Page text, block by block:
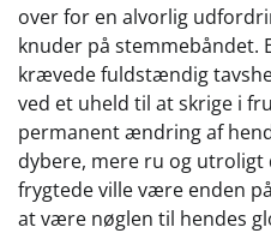
over for en alvorlig
knuder på stemmebåndet.
krævede fuldstændig
ved et uheld til at skrige i
permanent ændring af
dybere, mere ru og utroligt
frygtede ville være enden
at være nøglen til hendes